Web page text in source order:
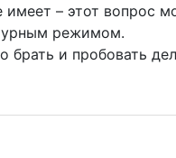
имеет – этот вопрос
режимом.
брать и пробовать